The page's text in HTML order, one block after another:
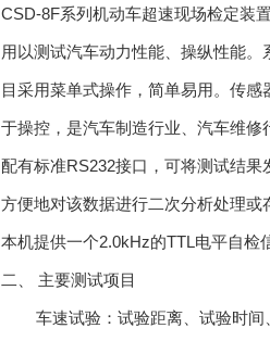
CSD-8F系列机动车超速现场检定装
用以测试汽车动力性能、操纵性能。
目采用菜单式操作，简单易用。传
于操控，是汽车制造行业、汽车维
配有标准RS232接口，可将测试结果
方便地对该数据进行二次分析处理或
本机提供一个2.0kHz的TTL电平自检
二、 主要测试项目
车速试验：试验距离、试验时间